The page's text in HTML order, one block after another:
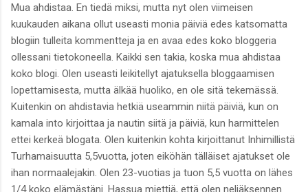
Mua ahdistaa. En tiedä miksi, mutta nyt olen viimeisen
kuukauden aikana ollut useasti monia päiviä edes katsomatta
blogiin tulleita kommentteja ja en avaa edes koko bloggeria
ollessani tietokoneella. Kaikki sen takia, koska mua ahdistaa
koko blogi. Olen useasti leikitellyt ajatuksella bloggaamisen
lopettamisesta, mutta älkää huoliko, en ole sitä tekemässä.
Kuitenkin on ahdistavia hetkiä useammin niitä päiviä, kun on
kamala into kirjoittaa ja nautin siitä ja päiviä, kun harmittelen
ettei kerkeä blogata. Olen kuitenkin kohta kirjoittanut Inhimillistä
Turhamaisuutta 5,5vuotta, joten eiköhän tälläiset ajatukset ole
ihan normaalejakin. Olen 23-vuotias ja tuon 5,5 vuotta on lähes
1/4 koko elämästäni. Hassua miettiä, että olen neljäksennen